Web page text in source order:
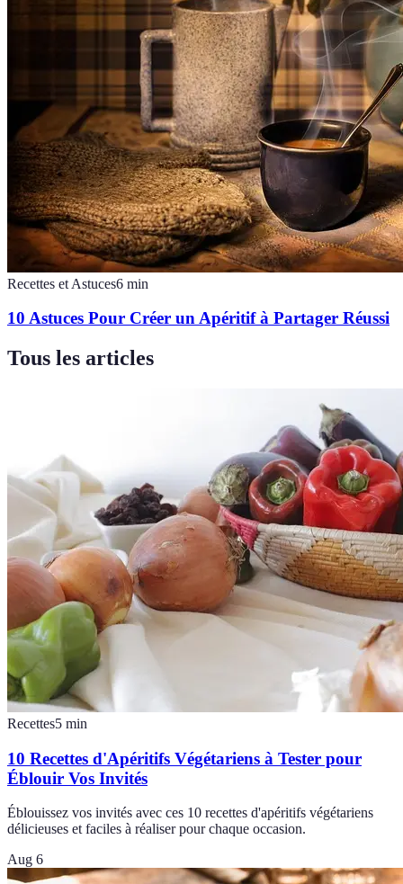
Recettes et Astuces6 min
10 Astuces Pour Créer un Apéritif à Partager Réussi
Tous les articles
Recettes5 min
10 Recettes d'Apéritifs Végétariens à Tester pour
Éblouir Vos Invités
Éblouissez vos invités avec ces 10 recettes d'apéritifs végétariens
délicieuses et faciles à réaliser pour chaque occasion.
Aug 6